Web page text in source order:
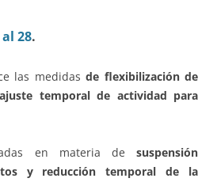
28.
las medidas de flexibilización de
temporal de actividad para
en materia de suspensión
y reducción temporal de la